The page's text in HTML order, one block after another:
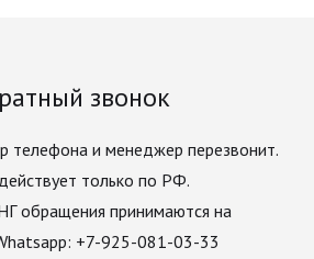
звонок
телефона и менеджер перезвонит.
только по РФ.
обращения принимаются на
+7-925-081-03-33